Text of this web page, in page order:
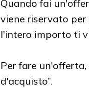
Quando fai
viene riservato
l'intero importo ti
Per fare
d'acquisto”.